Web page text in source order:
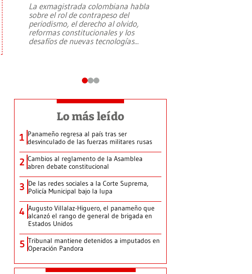
La exmagistrada colombiana habla
sobre el rol de contrapeso del
periodismo, el derecho al olvido,
reformas constitucionales y los
desafíos de nuevas tecnologías...
Lo más leído
1 Panameño regresa al país tras ser
desvinculado de las fuerzas militares rusas
2 Cambios al reglamento de la Asamblea
abren debate constitucional
3 De las redes sociales a la Corte Suprema,
Policía Municipal bajo la lupa
4 Augusto Villalaz-Higuero, el panameño que
alcanzó el rango de general de brigada en
Estados Unidos
5 Tribunal mantiene detenidos a imputados en
Operación Pandora